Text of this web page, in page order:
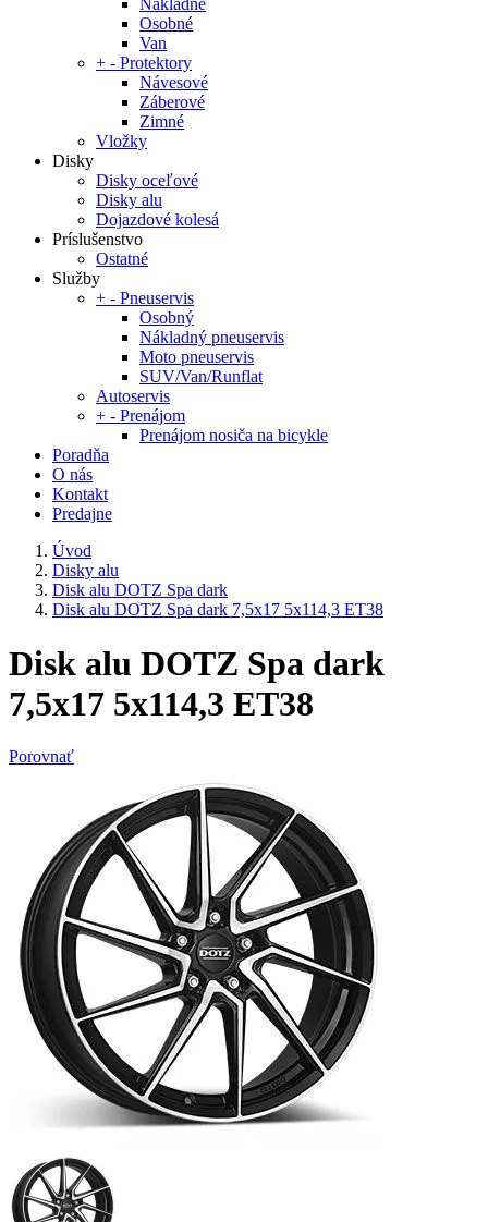
Nákladné
Osobné
Van
+ - Protektory
Návesové
Záberové
Zimné
Vložky
Disky
Disky oceľové
Disky alu
Dojazdové kolesá
Príslušenstvo
Ostatné
Služby
+ - Pneuservis
Osobný
Nákladný pneuservis
Moto pneuservis
SUV/Van/Runflat
Autoservis
+ - Prenájom
Prenájom nosiča na bicykle
Poradňa
O nás
Kontakt
Predajne
Úvod
Disky alu
Disk alu DOTZ Spa dark
Disk alu DOTZ Spa dark 7,5x17 5x114,3 ET38
Disk alu DOTZ Spa dark
7,5x17 5x114,3 ET38
Porovnať